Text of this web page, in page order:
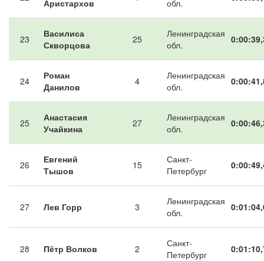
Аристархов
обл.
23
Василиса
Скворцова
25
Ленинградская
обл.
24
Роман
Данилов
4
Ленинградская
обл.
25
Анастасия
Учайкина
27
Ленинградская
обл.
26
Евгений
Тышов
15
Санкт-
Петербург
27 Лев Горр 3
Ленинградская
обл.
28 Пётр Волков 2
Санкт-
Петербург